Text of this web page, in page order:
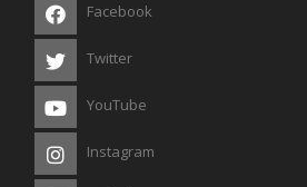
Facebook
Twitter
YouTube
Instagram